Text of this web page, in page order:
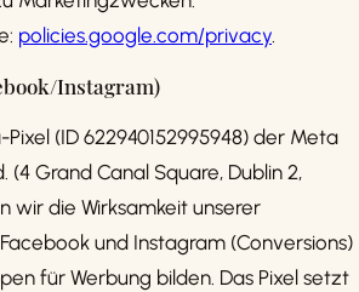
policies.google.com/privacy.
Instagram)
(ID 622940152995948) der Meta
(4 Grand Canal Square, Dublin 2,
wir die Wirksamkeit unserer
und Instagram (Conversions)
für Werbung bilden. Das Pixel setzt